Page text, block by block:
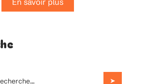
En savoir plus